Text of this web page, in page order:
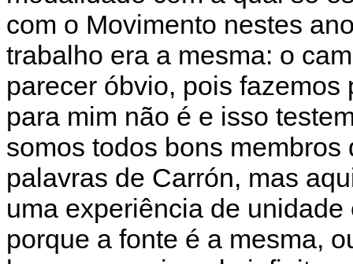
com o Movimento nestes
trabalho era a mesma: o
parecer óbvio, pois
para mim não é e isso
somos todos bons
palavras de Carrón, mas
uma experiência de
porque a fonte é a mesma,